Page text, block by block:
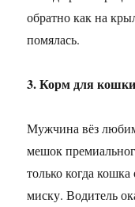
обратно как на
помялась.
3. Корм для
Мужчина вёз
мешок
только когда
миску. Водитель